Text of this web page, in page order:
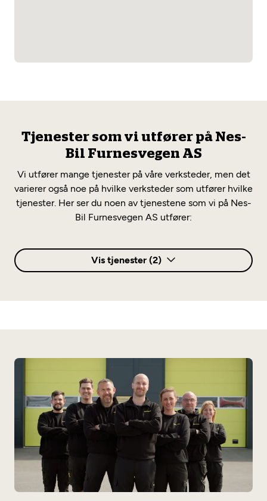
Tjenester som vi utfører på Nes-
Bil Furnesvegen AS
Vi utfører mange tjenester på våre verksteder, men det
varierer også noe på hvilke verksteder som utfører hvilke
tjenester. Her ser du noen av tjenestene som vi på Nes-
Bil Furnesvegen AS utfører:
Vis tjenester (2)
Flåteverksted